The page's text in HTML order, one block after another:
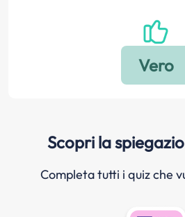
Scopri la
Completa tutti i quiz che